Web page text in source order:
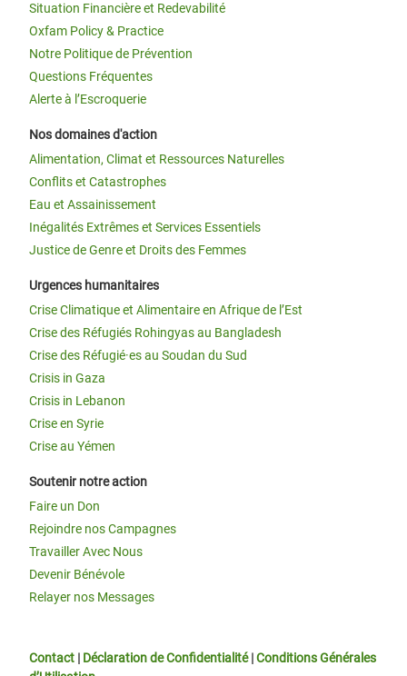
Situation Financière et Redevabilité
Oxfam Policy & Practice
Notre Politique de Prévention
Questions Fréquentes
Alerte à l’Escroquerie
Nos domaines d'action
Alimentation, Climat et Ressources Naturelles
Conflits et Catastrophes
Eau et Assainissement
Inégalités Extrêmes et Services Essentiels
Justice de Genre et Droits des Femmes
Urgences humanitaires
Crise Climatique et Alimentaire en Afrique de l’Est
Crise des Réfugiés Rohingyas au Bangladesh
Crise des Réfugié·es au Soudan du Sud
Crisis in Gaza
Crisis in Lebanon
Crise en Syrie
Crise au Yémen
Soutenir notre action
Faire un Don
Rejoindre nos Campagnes
Travailler Avec Nous
Devenir Bénévole
Relayer nos Messages
Contact | Déclaration de Confidentialité|Conditions Générales